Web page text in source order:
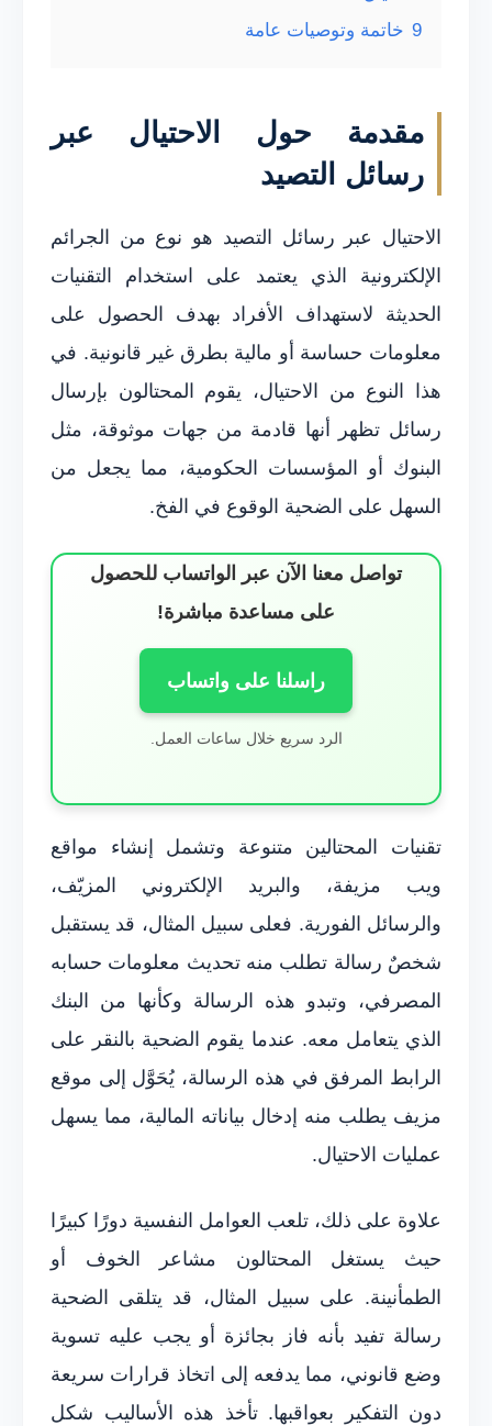
9 خاتمة وتوصيات عامة
مقدمة حول الاحتيال عبر
رسائل التصيد
الاحتيال عبر رسائل التصيد هو نوع من الجرائم
الإلكترونية الذي يعتمد على استخدام التقنيات
الحديثة لاستهداف الأفراد بهدف الحصول على
معلومات حساسة أو مالية بطرق غير قانونية. في
هذا النوع من الاحتيال، يقوم المحتالون بإرسال
رسائل تظهر أنها قادمة من جهات موثوقة، مثل
البنوك أو المؤسسات الحكومية، مما يجعل من
السهل على الضحية الوقوع في الفخ.
تواصل معنا الآن عبر الواتساب للحصول
على مساعدة مباشرة!
راسلنا على واتساب
الرد سريع خلال ساعات العمل.
تقنيات المحتالين متنوعة وتشمل إنشاء مواقع
ويب مزيفة، والبريد الإلكتروني المزيّف،
والرسائل الفورية. فعلى سبيل المثال، قد يستقبل
شخصٌ رسالة تطلب منه تحديث معلومات حسابه
المصرفي، وتبدو هذه الرسالة وكأنها من البنك
الذي يتعامل معه. عندما يقوم الضحية بالنقر على
الرابط المرفق في هذه الرسالة، يُحَوَّل إلى موقع
مزيف يطلب منه إدخال بياناته المالية، مما يسهل
عمليات الاحتيال.
علاوة على ذلك، تلعب العوامل النفسية دورًا كبيرًا
حيث يستغل المحتالون مشاعر الخوف أو
الطمأنينة. على سبيل المثال، قد يتلقى الضحية
رسالة تفيد بأنه فاز بجائزة أو يجب عليه تسوية
وضع قانوني، مما يدفعه إلى اتخاذ قرارات سريعة
دون التفكير بعواقبها. تأخذ هذه الأساليب شكل